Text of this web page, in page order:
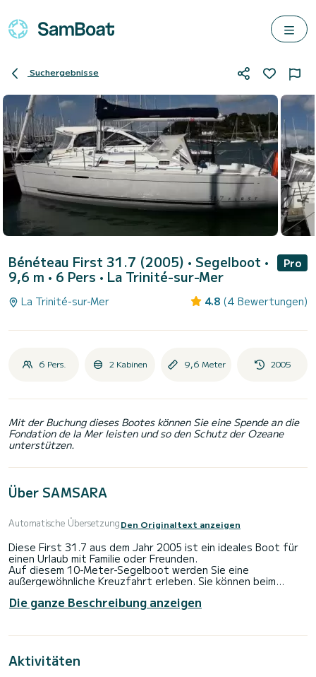
Suchergebnisse
Bénéteau First 31.7 (2005) • Segelboot •
9,6 m • 6 Pers • La Trinité-sur-Mer
Pro
La Trinité-sur-Mer 4.8 (4 Bewertungen)
6 Pers. 2 Kabinen 9,6 Meter 2005
Mit der Buchung dieses Bootes können Sie eine Spende an die
Fondation de la Mer leisten und so den Schutz der Ozeane
unterstützen.
Über SAMSARA
Automatische ÜbersetzungDen Originaltext anzeigen
Diese First 31.7 aus dem Jahr 2005 ist ein ideales Boot für
einen Urlaub mit Familie oder Freunden.
Auf diesem 10-Meter-Segelboot werden Sie eine
außergewöhnliche Kreuzfahrt erleben. Sie können beim
Kabinen nutzen.
Für Ihren Komfort verfügt SAMSARA über 1 Toilette mit
Wenn Sie Fragen zum Boot oder zu den Mietbedingungen
Plattform.
Die ganze Beschreibung anzeigen
Aktivitäten